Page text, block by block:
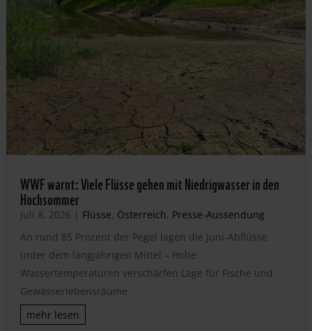
WWF warnt: Viele Flüsse gehen mit Niedrigwasser in den
Hochsommer
Juli 8, 2026 | Flüsse, Österreich, Presse-Aussendung
An rund 85 Prozent der Pegel lagen die Juni-Abflüsse
unter dem langjährigen Mittel – Hohe
Wassertemperaturen verschärfen Lage für Fische und
Gewässerlebensräume
mehr lesen